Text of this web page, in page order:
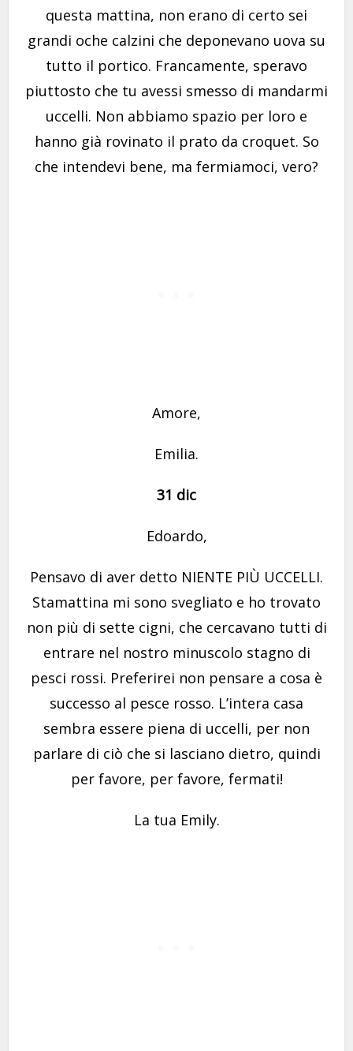
questa mattina, non erano di certo sei
grandi oche calzini che deponevano uova su
tutto il portico. Francamente, speravo
piuttosto che tu avessi smesso di mandarmi
uccelli. Non abbiamo spazio per loro e
hanno già rovinato il prato da croquet. So
che intendevi bene, ma fermiamoci, vero?
Amore,
Emilia.
31 dic
Edoardo,
Pensavo di aver detto NIENTE PIÙ UCCELLI.
Stamattina mi sono svegliato e ho trovato
non più di sette cigni, che cercavano tutti di
entrare nel nostro minuscolo stagno di
pesci rossi. Preferirei non pensare a cosa è
successo al pesce rosso. L’intera casa
sembra essere piena di uccelli, per non
parlare di ciò che si lasciano dietro, quindi
per favore, per favore, fermati!
La tua Emily.